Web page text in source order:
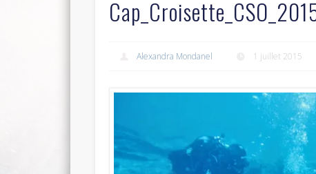
Alexandra Mondanel 1 juillet 2015